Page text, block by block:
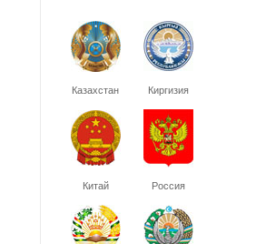
Казахстан Киргизия
Китай Россия